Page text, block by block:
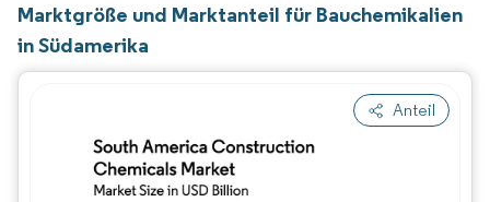
Marktgröße und Marktanteil für Bauchemikalien
in Südamerika
Anteil